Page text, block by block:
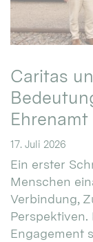
Caritas
17. Juli 2026
Ein erster
Menschen
Verbindung,
Perspektiven.
Engagement